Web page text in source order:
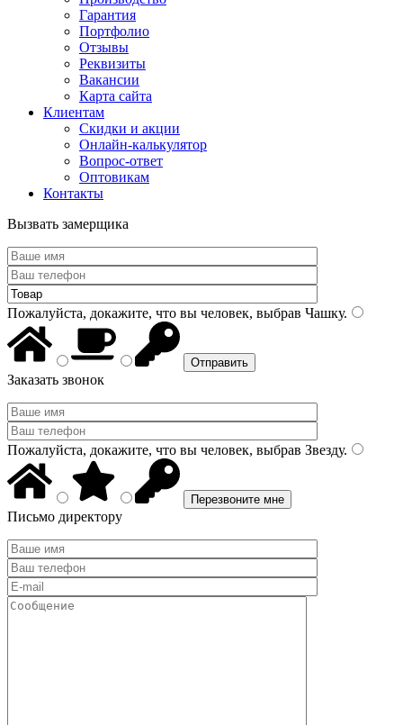
Гарантия
Портфолио
Отзывы
Реквизиты
Вакансии
Карта сайта
Клиентам
Скидки и акции
Онлайн-калькулятор
Вопрос-ответ
Оптовикам
Контакты
Вызвать замерщика
Пожалуйста, докажите, что вы человек, выбрав Чашку.
Заказать звонок
Пожалуйста, докажите, что вы человек, выбрав Звезду.
Письмо директору